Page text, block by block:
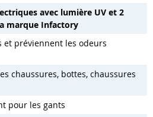
avec lumière UV et 2
marque Infactory
et préviennent les odeurs
chaussures, bottes, chaussures
pour les gants